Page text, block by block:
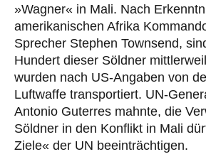
»Wagner« in Mali. Nach
amerikanischen Afrika
Sprecher Stephen Townsend,
Hundert dieser Söldner
wurden nach US-Angaben von
Luftwaffe transportiert. UN-
Antonio Guterres mahnte, die
Söldner in den Konflikt in Mali
Ziele« der UN beeinträchtigen.